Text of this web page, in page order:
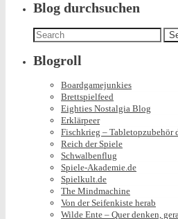
Blog durchsuchen
Search
for:
Blogroll
Boardgamejunkies
Brettspielfeed
Eighties Nostalgia Blog
Erklärpeer
Fischkrieg – Tabletopzubehör
Reich der Spiele
Schwalbenflug
Spiele-Akademie.de
Spielkult.de
The Mindmachine
Von der Seifenkiste herab
Wilde Ente – Quer denken,